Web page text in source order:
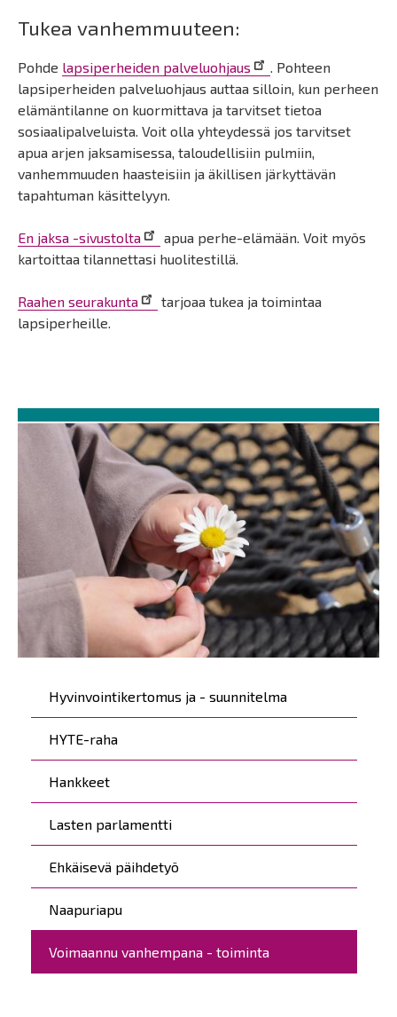
Päävalikko
Hyvinvointikertomus ja - suunnitelma
HYTE-raha
Hankkeet
Lasten parlamentti
Ehkäisevä päihdetyö
Naapuriapu
Voimaannu vanhempana - toiminta
Tukea vanhemmuuteen:
Pohde lapsiperheiden palveluohjaus
. Pohteen
lapsiperheiden palveluohjaus auttaa silloin, kun perheen
elämäntilanne on kuormittava ja tarvitset tietoa
sosiaalipalveluista. Voit olla yhteydessä jos tarvitset
apua arjen jaksamisessa, taloudellisiin pulmiin,
vanhemmuuden haasteisiin ja äkillisen järkyttävän
tapahtuman käsittelyyn.
En jaksa -sivustolta
apua perhe-elämään. Voit myös
kartoittaa tilannettasi huolitestillä.
Raahen seurakunta
tarjoaa tukea ja toimintaa
lapsiperheille.